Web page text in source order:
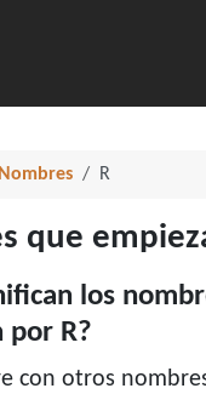
Nombres R
que
los
por R?
con otros